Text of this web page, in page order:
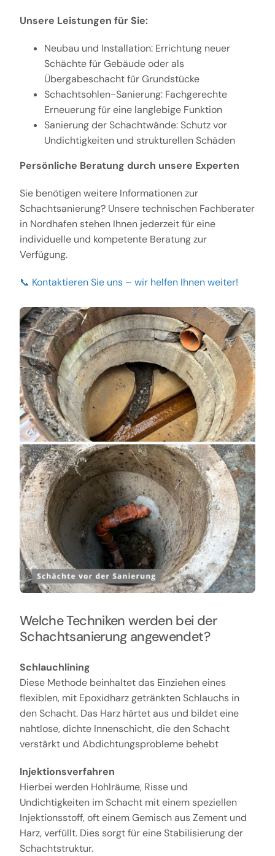
Unsere Leistungen für Sie:
Neubau und Installation: Errichtung neuer
Schächte für Gebäude oder als
Übergabeschacht für Grundstücke
Schachtsohlen-Sanierung: Fachgerechte
Erneuerung für eine langlebige Funktion
Sanierung der Schachtwände: Schutz vor
Undichtigkeiten und strukturellen Schäden
Persönliche Beratung durch unsere Experten
Sie benötigen weitere Informationen zur
Schachtsanierung? Unsere technischen Fachberater
in Nordhafen stehen Ihnen jederzeit für eine
individuelle und kompetente Beratung zur
Verfügung.
📞 Kontaktieren Sie uns – wir helfen Ihnen weiter!
Welche Techniken werden bei der
Schachtsanierung angewendet?
Schlauchlining
Diese Methode beinhaltet das Einziehen eines
flexiblen, mit Epoxidharz getränkten Schlauchs in
den Schacht. Das Harz härtet aus und bildet eine
nahtlose, dichte Innenschicht, die den Schacht
verstärkt und Abdichtungsprobleme behebt
Injektionsverfahren
Hierbei werden Hohlräume, Risse und
Undichtigkeiten im Schacht mit einem speziellen
Injektionsstoff, oft einem Gemisch aus Zement und
Harz, verfüllt. Dies sorgt für eine Stabilisierung der
Schachtstruktur.